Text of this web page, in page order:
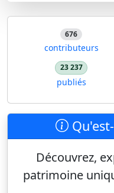
676
contributeurs
23 237
publiés
Découvrez,
patrimoine